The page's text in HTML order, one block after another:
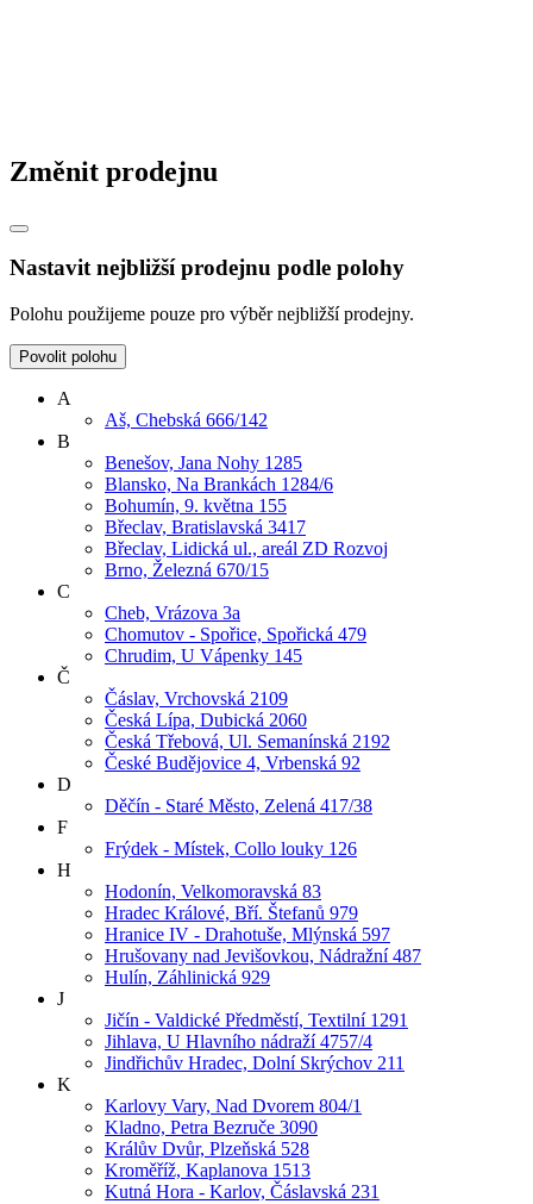
Změnit prodejnu
Nastavit nejbližší prodejnu podle polohy
Polohu použijeme pouze pro výběr nejbližší prodejny.
Povolit polohu
A
Aš, Chebská 666/142
B
Benešov, Jana Nohy 1285
Blansko, Na Brankách 1284/6
Bohumín, 9. května 155
Břeclav, Bratislavská 3417
Břeclav, Lidická ul., areál ZD Rozvoj
Brno, Železná 670/15
C
Cheb, Vrázova 3a
Chomutov - Spořice, Spořická 479
Chrudim, U Vápenky 145
Č
Čáslav, Vrchovská 2109
Česká Lípa, Dubická 2060
Česká Třebová, Ul. Semanínská 2192
České Budějovice 4, Vrbenská 92
D
Děčín - Staré Město, Zelená 417/38
F
Frýdek - Místek, Collo louky 126
H
Hodonín, Velkomoravská 83
Hradec Králové, Bří. Štefanů 979
Hranice IV - Drahotuše, Mlýnská 597
Hrušovany nad Jevišovkou, Nádražní 487
Hulín, Záhlinická 929
J
Jičín - Valdické Předměstí, Textilní 1291
Jihlava, U Hlavního nádraží 4757/4
Jindřichův Hradec, Dolní Skrýchov 211
K
Karlovy Vary, Nad Dvorem 804/1
Kladno, Petra Bezruče 3090
Králův Dvůr, Plzeňská 528
Kroměříž, Kaplanova 1513
Kutná Hora - Karlov, Čáslavská 231